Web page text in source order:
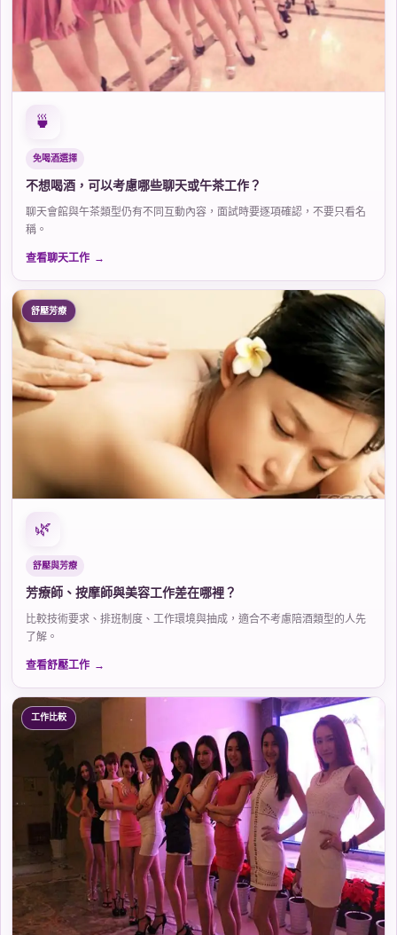
🍵
免喝酒選擇
不想喝酒，可以考慮哪些聊天或午茶工作？
聊天會館與午茶類型仍有不同互動內容，面試時要逐項確認，不要只看名
稱。
查看聊天工作
舒壓芳療
🌿
舒壓與芳療
芳療師、按摩師與美容工作差在哪裡？
比較技術要求、排班制度、工作環境與抽成，適合不考慮陪酒類型的人先
了解。
查看舒壓工作
工作比較